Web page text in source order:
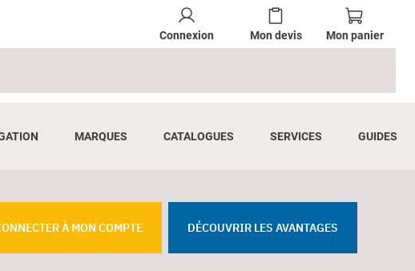
Connexion Mon devis Mon panier
MARQUES CATALOGUES SERVICES GUIDES
À MON COMPTE DÉCOUVRIR LES AVANTAGES